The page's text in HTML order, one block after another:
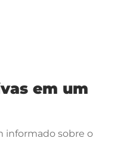
em um
informado sobre o